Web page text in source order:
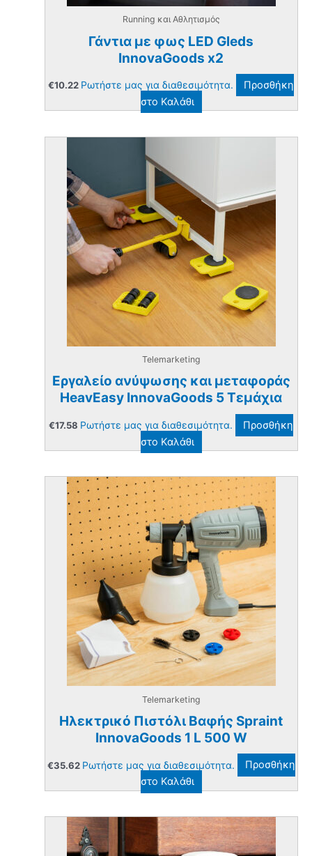
Running και Αθλητισμός
Γάντια με φως LED Gleds
InnovaGoods x2
€10.22 Ρωτήστε μας για διαθεσιμότητα.
Προσθήκη
στο Καλάθι
Telemarketing
Εργαλείο ανύψωσης και μεταφοράς
HeavEasy InnovaGoods 5 Τεμάχια
€17.58 Ρωτήστε μας για διαθεσιμότητα.
Προσθήκη
στο Καλάθι
Telemarketing
Ηλεκτρικό Πιστόλι Βαφής Spraint
InnovaGoods 1 L 500 W
€35.62 Ρωτήστε μας για διαθεσιμότητα.
Προσθήκη
στο Καλάθι